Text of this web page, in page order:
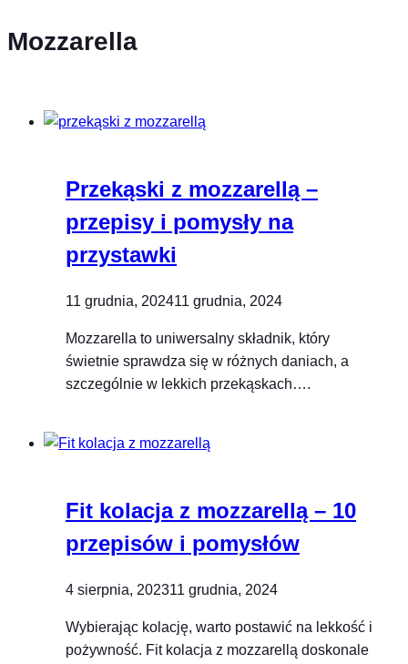
Mozzarella
Przekąski z mozzarellą –
przepisy i pomysły na
przystawki
11 grudnia, 202411 grudnia, 2024
Mozzarella to uniwersalny składnik, który
świetnie sprawdza się w różnych daniach, a
szczególnie w lekkich przekąskach….
Fit kolacja z mozzarellą – 10
przepisów i pomysłów
4 sierpnia, 202311 grudnia, 2024
Wybierając kolację, warto postawić na lekkość i
pożywność. Fit kolacja z mozzarellą doskonale